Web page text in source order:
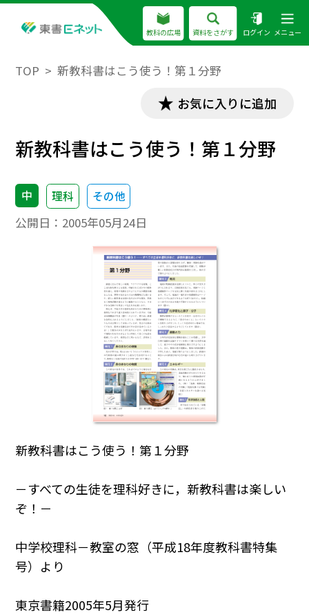
教科の広場 資料をさがす ログイン メニュー
TOP 新教科書はこう使う！第１分野
お気に入りに追加
新教科書はこう使う！第１分野
中 理科 その他
公開日： 2005年05月24日
新教科書はこう使う！第１分野
－すべての生徒を理科好きに，新教科書は楽しい
ぞ！－
中学校理科－教室の窓（平成18年度教科書特集
号）より
東京書籍2005年5月発行